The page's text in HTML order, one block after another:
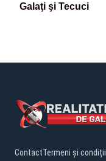
Galaţi şi Tecuci
ContactTermeni și condiții